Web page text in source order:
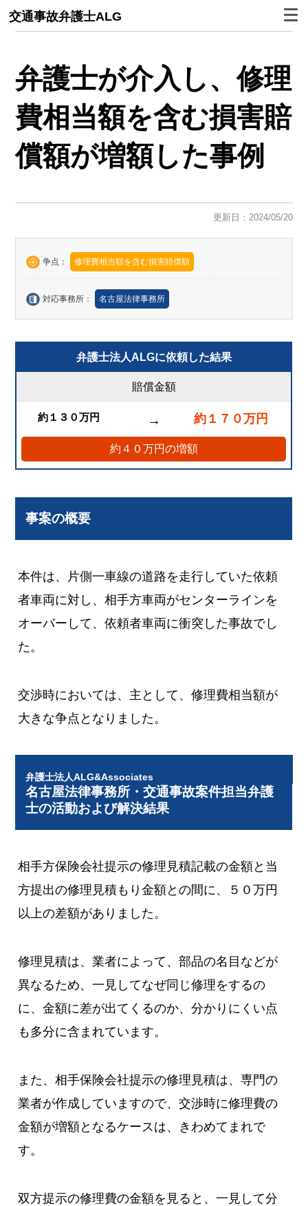
交通事故弁護士ALG
弁護士が介入し、修理
費相当額を含む損害賠
償額が増額した事例
更新日：2024/05/20
争点： 修理費相当額を含む損害賠償額
対応事務所： 名古屋法律事務所
弁護士法人ALGに依頼した結果
賠償金額
約１３０万円 → 約１７０万円
約４０万円の増額
事案の概要
本件は、片側一車線の道路を走行していた依頼
者車両に対し、相手方車両がセンターラインを
オーバーして、依頼者車両に衝突した事故でし
た。
交渉時においては、主として、修理費相当額が
大きな争点となりました。
弁護士法人ALG&Associates
名古屋法律事務所・交通事故案件担当弁護
士の活動および解決結果
相手方保険会社提示の修理見積記載の金額と当
方提出の修理見積もり金額との間に、５０万円
以上の差額がありました。
修理見積は、業者によって、部品の名目などが
異なるため、一見してなぜ同じ修理をするの
に、金額に差が出てくるのか、分かりにくい点
も多分に含まれています。
また、相手保険会社提示の修理見積は、専門の
業者が作成していますので、交渉時に修理費の
金額が増額となるケースは、きわめてまれで
す。
双方提示の修理費の金額を見ると、一見して分